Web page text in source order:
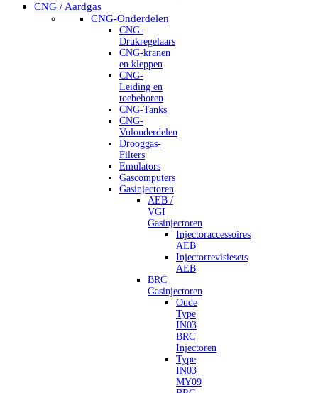
CNG / Aardgas
CNG-Onderdelen
CNG-
Drukregelaars
CNG-kranen
en kleppen
CNG-
Leiding en
toebehoren
CNG-Tanks
CNG-
Vulonderdelen
Drooggas-
Filters
Emulators
Gascomputers
Gasinjectoren
AEB /
VGI
Gasinjectoren
Injectoraccessoires
AEB
Injectorrevisiesets
AEB
BRC
Gasinjectoren
Oude
Type
IN03
BRC
Injectoren
Type
IN03
MY09